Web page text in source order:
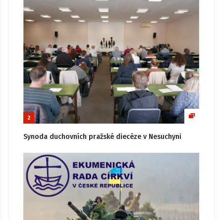
2
Synoda duchovních pražské diecéze v Nesuchyni